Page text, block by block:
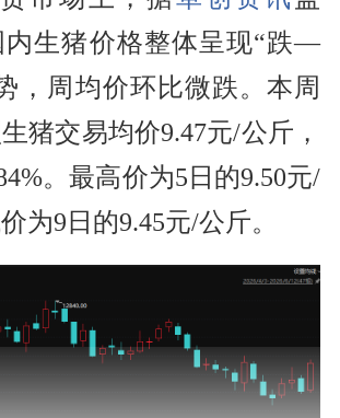
内生猪价格整体呈现“跌—
，周均价环比微跌。本周
猪交易均价9.47元/公斤，
。最高价为5日的9.50元/
为9日的9.45元/公斤。